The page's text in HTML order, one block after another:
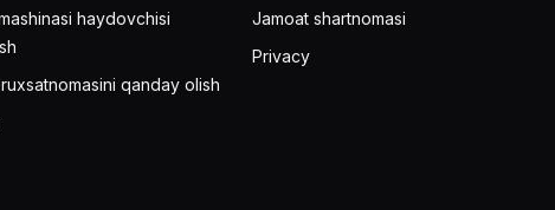
haydovchisi
qanday olish
Jamoat shartnomasi
Privacy